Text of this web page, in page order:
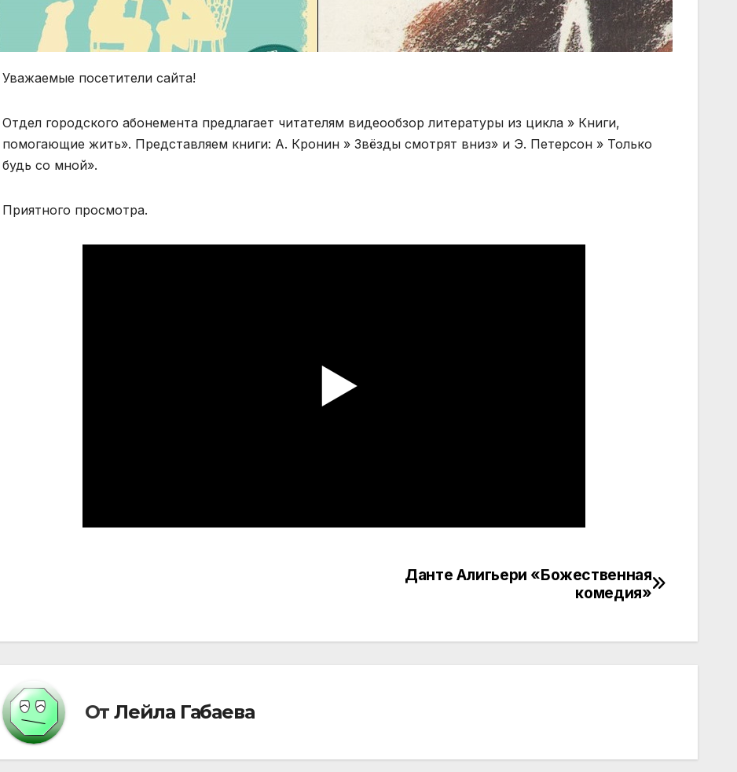
Уважаемые посетители сайта!
Отдел городского абонемента предлагает читателям видеообзор литературы из цикла » Книги,
помогающие жить». Представляем книги: А. Кронин » Звёзды смотрят вниз» и Э. Петерсон » Только
будь со мной».
Приятного просмотра.
записям
Данте Алигьери «Божественная
комедия»
От Лейла Габаева